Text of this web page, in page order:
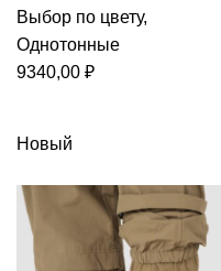
Выбор по цвету,
Однотонные
9340,00 ₽
Новый